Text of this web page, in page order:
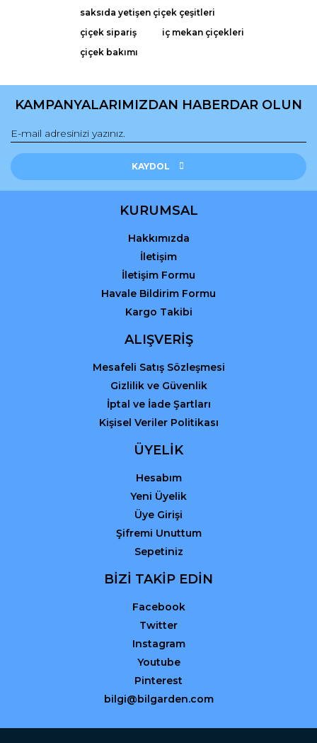
Ürün açıklamasında eksik bilgiler bulunuyor.
Ürün bilgilerinde hatalar bulunuyor.
Ürün fiyatı diğer sitelerden daha pahalı.
saksıda yetişen çiçek çeşitleri
çiçek sipariş
iç mekan çiçekleri
çiçek bakımı
KAMPANYALARIMIZDAN HABERDAR OLUN
KAYDOL
KURUMSAL
Hakkımızda
İletişim
İletişim Formu
Havale Bildirim Formu
Kargo Takibi
ALIŞVERİŞ
Mesafeli Satış Sözleşmesi
Gizlilik ve Güvenlik
İptal ve İade Şartları
Kişisel Veriler Politikası
ÜYELİK
Hesabım
Yeni Üyelik
Üye Girişi
Şifremi Unuttum
Sepetiniz
BİZİ TAKİP EDİN
Facebook
Twitter
Instagram
Youtube
Pinterest
bilgi@bilgarden.com